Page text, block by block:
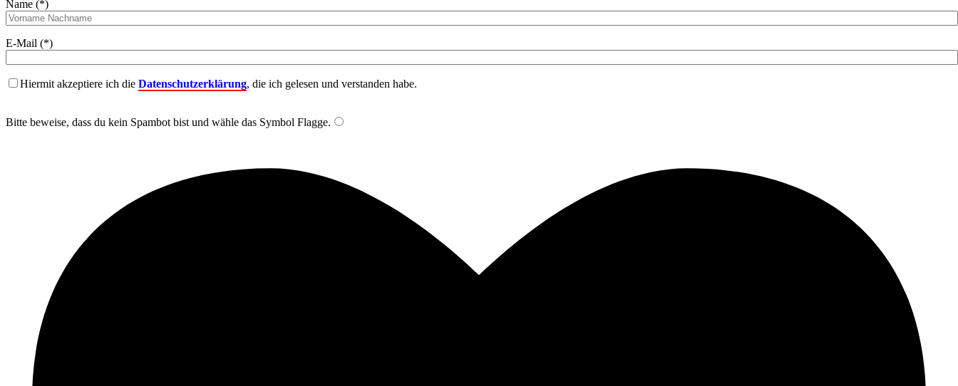
Name (*)
E-Mail (*)
Hiermit akzeptiere ich die Datenschutzerklärung, die ich gelesen und verstanden habe.
Bitte beweise, dass du kein Spambot bist und wähle das Symbol Flagge.